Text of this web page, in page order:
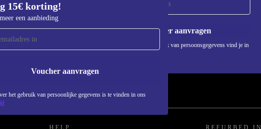
15€ korting!
een aanbieding
Voucher aanvragen
het gebruik van persoonlijke gegevens is te vinden in ons
nieuwsbrief en
Voucher aanvragen
Informatie over het gebruik van persoonsgegevens vind je in
NEW.
HELP REFURBED IN